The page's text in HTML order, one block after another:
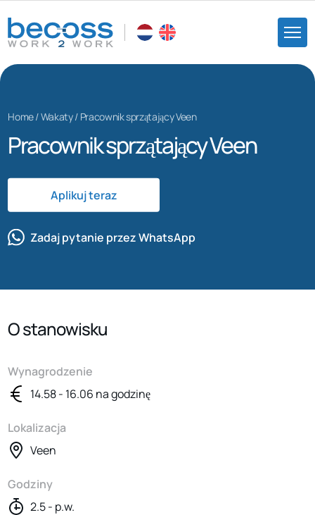
Home/Wakaty/ Pracownik sprzątający Veen
Pracownik sprzątający Veen
Aplikuj teraz
Zadaj pytanie przez WhatsApp
O stanowisku
Wynagrodzenie
14.58 - 16.06 na godzinę
Lokalizacja
Veen
Godziny
2.5 - p.w.